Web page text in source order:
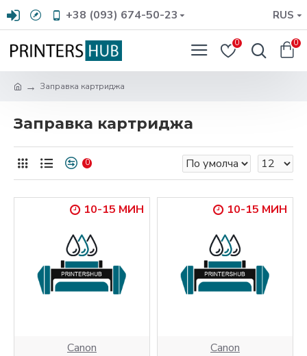
+38 (093) 674-50-23 RUS
0 0
Заправка картриджа
Заправка картриджа
0
10-15 МИН
Canon
10-15 МИН
Canon